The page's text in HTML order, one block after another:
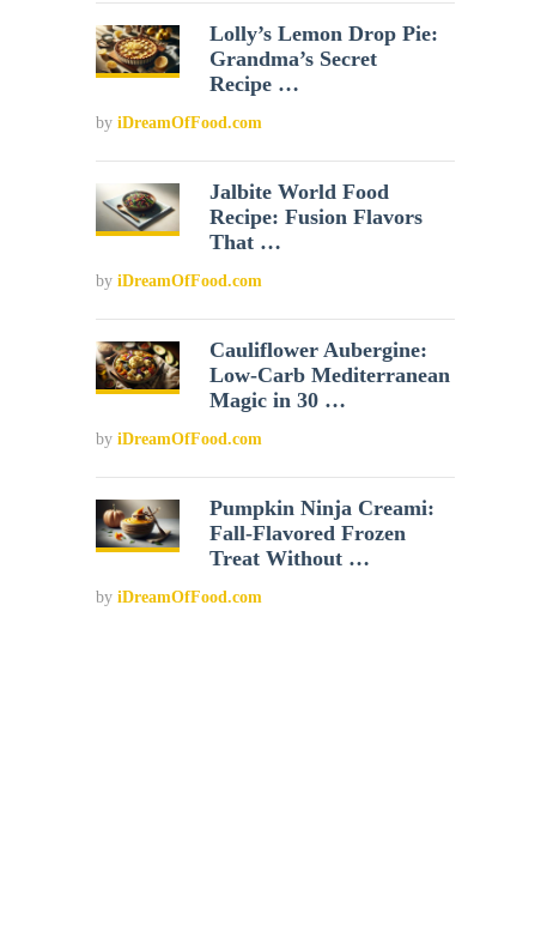
Lolly’s Lemon Drop Pie:
Grandma’s Secret
Recipe …
by iDreamOfFood.com
Jalbite World Food
Recipe: Fusion Flavors
That …
by iDreamOfFood.com
Cauliflower Aubergine:
Low-Carb Mediterranean
Magic in 30 …
by iDreamOfFood.com
Pumpkin Ninja Creami:
Fall-Flavored Frozen
Treat Without …
by iDreamOfFood.com